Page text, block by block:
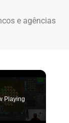
e agências
Playing